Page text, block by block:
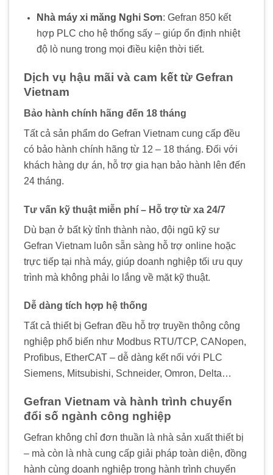
Nhà máy xi măng Nghi Sơn: Gefran 850 kết
hợp PLC cho hệ thống sấy – giúp ổn định nhiệt
độ lò nung trong mọi điều kiện thời tiết.
Dịch vụ hậu mãi và cam kết từ Gefran
Vietnam
Bảo hành chính hãng đến 18 tháng
Tất cả sản phẩm do Gefran Vietnam cung cấp đều
có bảo hành chính hãng từ 12 – 18 tháng. Đối với
khách hàng dự án, hỗ trợ gia hạn bảo hành lên đến
24 tháng.
Tư vấn kỹ thuật miễn phí – Hỗ trợ từ xa 24/7
Dù bạn ở bất kỳ tỉnh thành nào, đội ngũ kỹ sư
Gefran Vietnam luôn sẵn sàng hỗ trợ online hoặc
trực tiếp tại nhà máy, giúp doanh nghiệp tối ưu quy
trình mà không phải lo lắng về mặt kỹ thuật.
Dễ dàng tích hợp hệ thống
Tất cả thiết bị Gefran đều hỗ trợ truyền thông công
nghiệp phổ biến như Modbus RTU/TCP, CANopen,
Profibus, EtherCAT – dễ dàng kết nối với PLC
Siemens, Mitsubishi, Schneider, Omron, Delta…
Gefran Vietnam và hành trình chuyển
đổi số ngành công nghiệp
Gefran không chỉ đơn thuần là nhà sản xuất thiết bị
– mà còn là nhà cung cấp giải pháp toàn diện, đồng
hành cùng doanh nghiệp trong hành trình chuyển